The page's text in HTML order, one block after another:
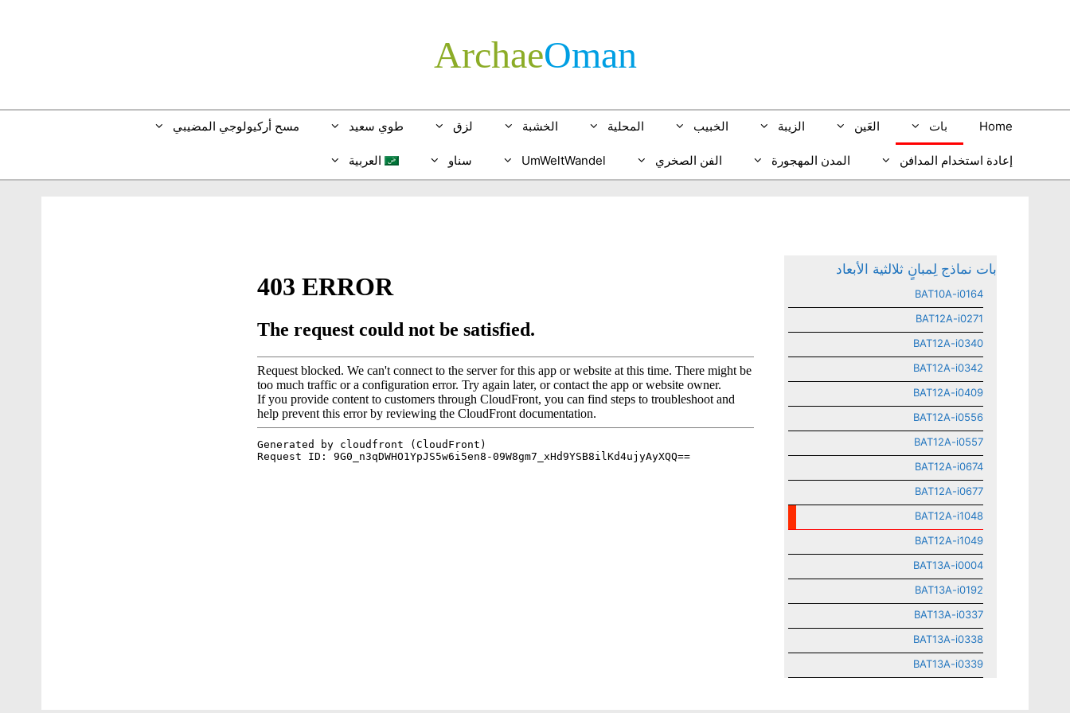
Archae­Oman
Home بات العَين الزيبة الخبيب المحلية الخشبة لزق طوي سعيد مسح أركيولوجي المضيبي
إعادة استخدام المدافن المدن المهجورة الفن الصخري UmWeltWandel سناو العربية
بات نماذج لِمبانٍ ثلالثية الأبعاد
BAT10A-i0164
BAT12A-i0271
BAT12A-i0340
BAT12A-i0342
BAT12A-i0409
BAT12A-i0556
BAT12A-i0557
BAT12A-i0674
BAT12A-i0677
BAT12A-i1048
BAT12A-i1049
BAT13A-i0004
BAT13A-i0192
BAT13A-i0337
BAT13A-i0338
BAT13A-i0339